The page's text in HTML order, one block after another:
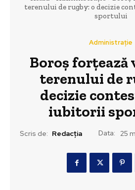
terenului de rugby: o decizie
sportului
Administrație
Boroș forțează
terenului de
decizie
iubitorii
Scris de: Redacția Data: 25